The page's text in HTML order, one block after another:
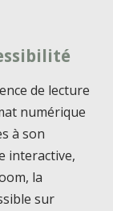
de lecture
numérique
à son
interactive,
la
sur